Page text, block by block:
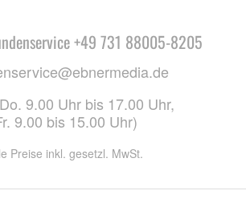
+49 731 88005-8205
9.00 Uhr bis 17.00 Uhr,
9.00 bis 15.00 Uhr)
Preise inkl. gesetzl. MwSt.